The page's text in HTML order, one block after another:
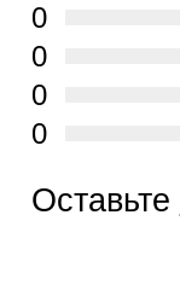
0
0
0
0
Оставьте